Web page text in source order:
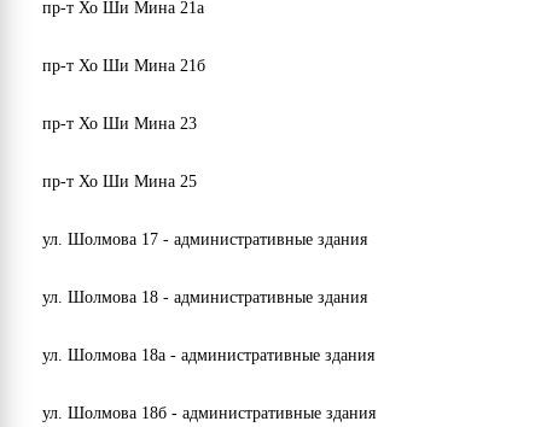
пр-т Хо Ши Мина 21а
пр-т Хо Ши Мина 21б
пр-т Хо Ши Мина 23
пр-т Хо Ши Мина 25
ул. Шолмова 17 - административные здания
ул. Шолмова 18 - административные здания
ул. Шолмова 18а - административные здания
ул. Шолмова 18б - административные здания